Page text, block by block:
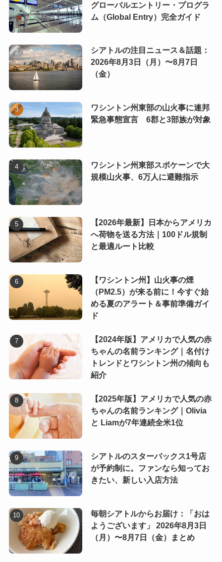
グローバルエントリー・プログラ
ム（Global Entry）完全ガイド
シアトルの注目ニュース＆話題：
2026年8月3日（月）〜8月7日
（金）
ワシントン州東部の山火事に連邦
緊急事態宣言 6郡と3部族が対象
ワシントン州東部スポケーンで大
規模山火事、6万人に避難指示
【2026年最新】日本からアメリカ
へ荷物を送る方法｜100ドル規制
と最適ルート比較
【ワシントン州】山火事の煙
（PM2.5）が来る前に！今すぐ始
める夏のアラート＆事前準備ガイ
ド
【2024年版】アメリカで人気の赤
ちゃんの名前ランキング｜名付け
トレンドとワシントン州の傾向も
紹介
【2025年版】アメリカで人気の赤
ちゃんの名前ランキング｜Olivia
と Liamが7年連続全米1位
シアトルのスターバックス1号店
が予約制に。ファンなら知ってお
きたい、新しい入店方法
毎朝シアトルからお届け：「おは
ようございます」 2026年8月3日
（月）〜8月7日（金）まとめ